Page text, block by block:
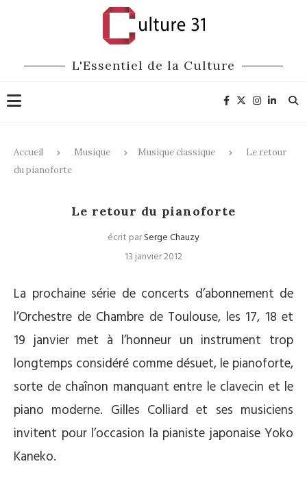
L'Essentiel de la Culture
Accueil Musique Musique classique
Le retour
du pianoforte
Le retour du pianoforte
écrit parSerge Chauzy
13 janvier 2012
La prochaine série de concerts d’abonnement de
l’Orchestre de Chambre de Toulouse, les 17, 18 et
19 janvier met à l’honneur un instrument trop
longtemps considéré comme désuet, le pianoforte,
sorte de chaînon manquant entre le clavecin et le
piano moderne. Gilles Colliard et ses musiciens
invitent pour l’occasion la pianiste japonaise Yoko
Kaneko.